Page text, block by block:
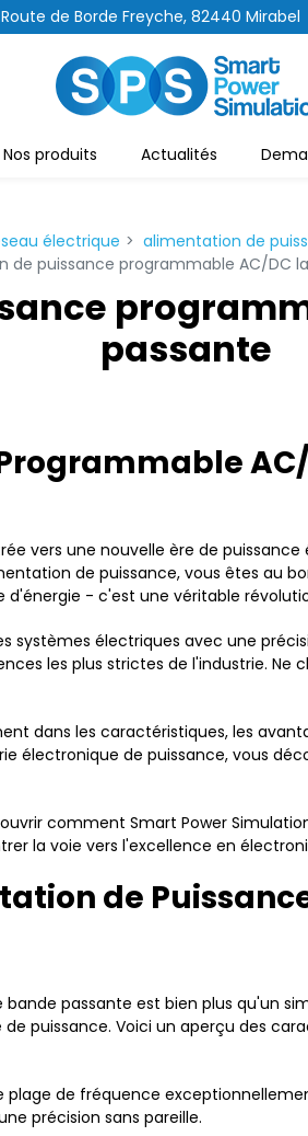
de Borde Freyche, 82440 Mirabel
Nos produits Actualités
électrique
alimentation de
de puissance programmable AC/DC
passante
AC/
vers une nouvelle ère de
de puissance, vous êtes au
- c'est une véritable
systèmes électriques avec une
les plus strictes de l'industrie.
dans les caractéristiques, les
électronique de puissance, vous
comment Smart Power
la voie vers l'excellence en
de
passante est bien plus qu'un
puissance. Voici un aperçu des
de fréquence
précision sans pareille.